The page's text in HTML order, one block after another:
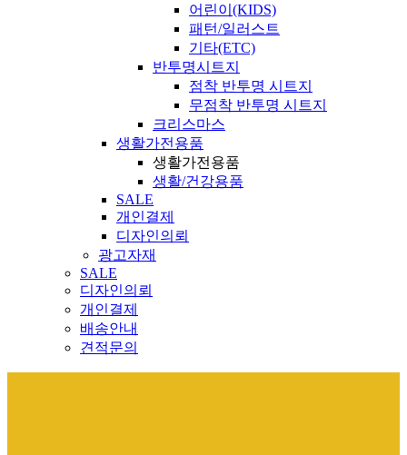
어린이(KIDS)
패턴/일러스트
기타(ETC)
반투명시트지
점착 반투명 시트지
무점착 반투명 시트지
크리스마스
생활가전용품
생활가전용품
생활/건강용품
SALE
개인결제
디자인의뢰
광고자재
SALE
디자인의뢰
개인결제
배송안내
견적문의